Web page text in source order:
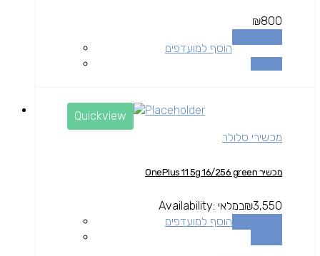
₪800
הוסף למועדפים
Quickview
מכשירי סלולר
מכשיר OnePlus 11 5g 16/256 green
₪3,550
Availability: במלאי
הוסף למועדפים